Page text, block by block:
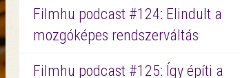
Filmhu podcast #124: Elindult a
mozgóképes rendszerváltás
Filmhu podcast #125: Így építi a